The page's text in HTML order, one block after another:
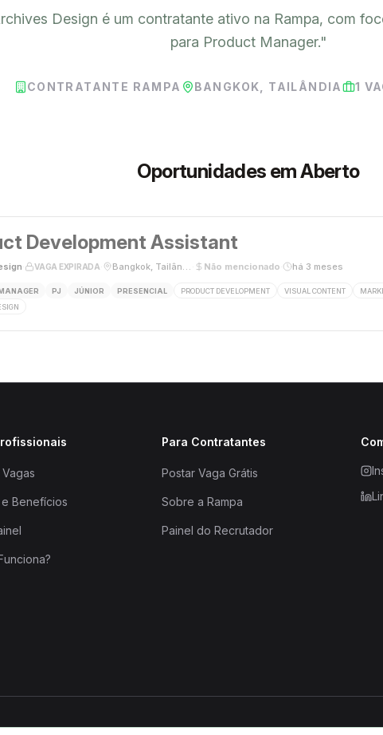
Design é um contratante ativo na Rampa, com
para Product Manager."
CONTRATANTE RAMPA BANGKOK, TAILÂNDIA 1
Oportunidades em Aberto
Development Assistant
VAGA EXPIRADA Bangkok, Tailândia Não mencionado há 3 meses
PJ JÚNIOR PRESENCIAL PRODUCT DEVELOPMENT VISUAL CONTENT
Benefícios
Para Contratantes
Postar Vaga Grátis
Sobre a Rampa
Painel do Recrutador